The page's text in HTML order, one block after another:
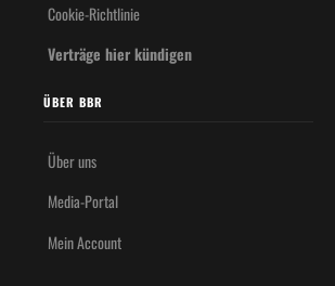
Cookie-Richtlinie
Verträge hier kündigen
ÜBER BBR
Über uns
Media-Portal
Mein Account